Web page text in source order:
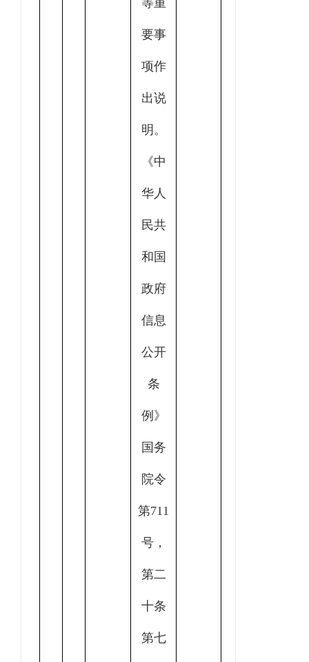
等重
要事
项作
出说
明。
《中
华人
民共
和国
政府
信息
公开
条
例》
国务
院令
第711
号，
第二
十条
第七